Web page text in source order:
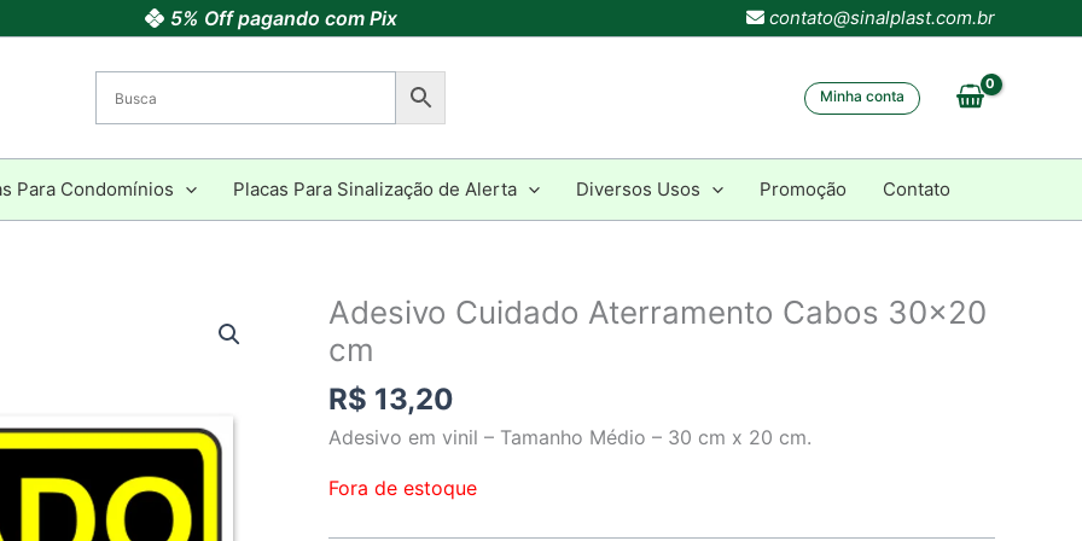
5% Off pagando com Pix contato@sinalplast.com.br
Minha conta
Para Condomínios Placas Para Sinalização de Alerta Diversos Usos Promoção Contato
Adesivo Cuidado Aterramento Cabos 30×20
cm
R$ 13,20
Adesivo em vinil – Tamanho Médio – 30 cm x 20 cm.
Fora de estoque